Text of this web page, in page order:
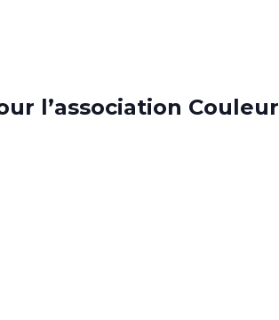
l’association Couleur